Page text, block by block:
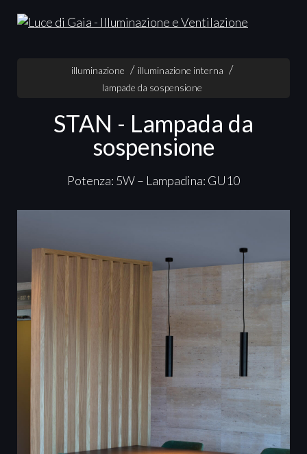
illuminazione
illuminazione interna
lampade da sospensione
STAN - Lampada da
sospensione
Potenza: 5W – Lampadina: GU10